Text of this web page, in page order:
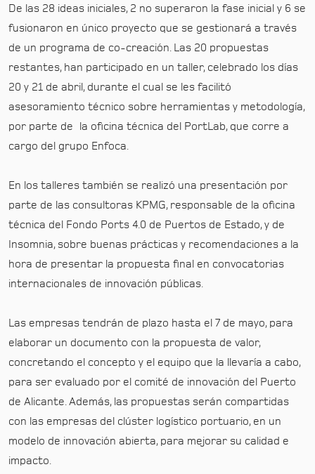
De las 28 ideas iniciales, 2 no superaron la fase inicial y 6 se
fusionaron en único proyecto que se gestionará a través
de un programa de co-creación. Las 20 propuestas
restantes, han participado en un taller, celebrado los días
20 y 21 de abril, durante el cual se les facilitó
asesoramiento técnico sobre herramientas y metodología,
por parte de la oficina técnica del PortLab, que corre a
cargo del grupo Enfoca.
En los talleres también se realizó una presentación por
parte de las consultoras KPMG, responsable de la oficina
técnica del Fondo Ports 4.0 de Puertos de Estado, y de
Insomnia, sobre buenas prácticas y recomendaciones a la
hora de presentar la propuesta final en convocatorias
internacionales de innovación públicas.
Las empresas tendrán de plazo hasta el 7 de mayo, para
elaborar un documento con la propuesta de valor,
concretando el concepto y el equipo que la llevaría a cabo,
para ser evaluado por el comité de innovación del Puerto
de Alicante. Además, las propuestas serán compartidas
con las empresas del clúster logístico portuario, en un
modelo de innovación abierta, para mejorar su calidad e
impacto.